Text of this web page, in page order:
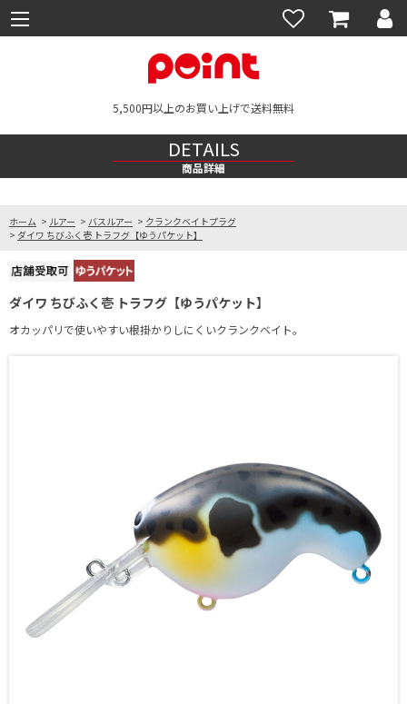
5,500円以上のお買い上げで送料無料
DETAILS
商品詳細
ホーム > ルアー > バスルアー > クランクベイトプラグ
> ダイワ ちびふく壱 トラフグ【ゆうパケット】
ダイワ ちびふく壱 トラフグ【ゆうパケット】
オカッパリで使いやすい根掛かりしにくいクランクベイト。